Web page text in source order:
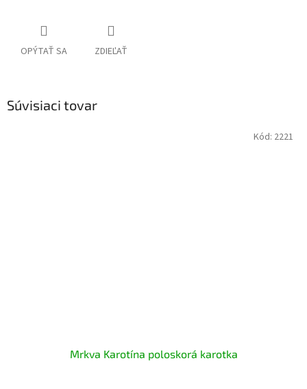
OPÝTAŤ SA ZDIEĽAŤ
Súvisiaci tovar
Mrkva Karotína poloskorá karotka
Kód: 2221